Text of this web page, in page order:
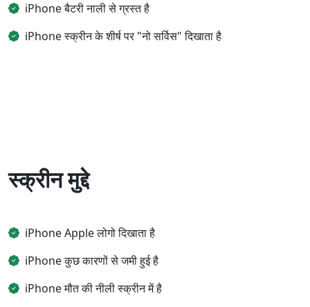
iPhone बैटरी नाली से ग्रस्त है
iPhone स्क्रीन के शीर्ष पर "नो सर्विस" दिखाता है
स्क्रीन मुद्दे
iPhone Apple लोगो दिखाता है
iPhone कुछ कारणों से जमी हुई है
iPhone मौत की नीली स्क्रीन में है